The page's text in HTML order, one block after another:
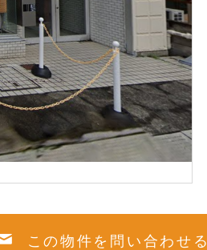
この物件を問い合わせる